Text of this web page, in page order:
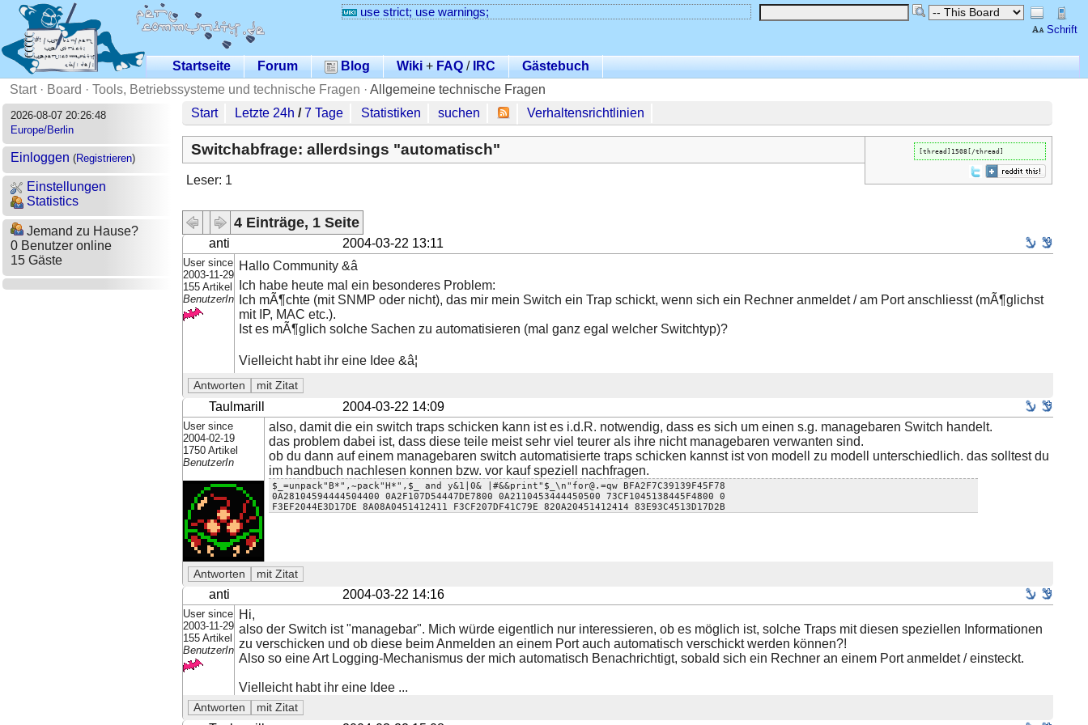
Schrift
use strict; use warnings;
Startseite Forum Blog Wiki+ FAQ /IRC
Gästebuch
Start· Board · Tools, Betriebssysteme und technische Fragen · Allgemeine technische Fragen
2026-08-07 20:26:48
Europe/Berlin
Einloggen (Registrieren)
Einstellungen
Statistics
Jemand zu Hause?
0 Benutzer online
15 Gäste
Start Letzte 24h /7 Tage Statistiken suchen Verhaltensrichtlinien
[thread]1508[/thread]
Switchabfrage: allerdsings "automatisch"
Leser: 1
4 Einträge, 1 Seite
anti 2004-03-22 13:11
User since
2003-11-29
155 Artikel
BenutzerIn
Hallo Community &â
Ich habe heute mal ein besonderes Problem:
Ich mÃ¶chte (mit SNMP oder nicht), das mir mein Switch ein Trap schickt, wenn sich ein Rechner anmeldet / am Port anschliesst (mÃ¶glichst
mit IP, MAC etc.).
Ist es mÃ¶glich solche Sachen zu automatisieren (mal ganz egal welcher Switchtyp)?
Vielleicht habt ihr eine Idee &â¦
Taulmarill 2004-03-22 14:09
User since
2004-02-19
1750 Artikel
BenutzerIn
also, damit die ein switch traps schicken kann ist es i.d.R. notwendig, dass es sich um einen s.g. managebaren Switch handelt.
das problem dabei ist, dass diese teile meist sehr viel teurer als ihre nicht managebaren verwanten sind.
ob du dann auf einem managebaren switch automatisierte traps schicken kannst ist von modell zu modell unterschiedlich. das solltest du
im handbuch nachlesen konnen bzw. vor kauf speziell nachfragen.
$_=unpack"B*",~pack"H*",$_ and y&1|0& |#&&print"$_\n"for@.=qw BFA2F7C39139F45F78
0A28104594444504400 0A2F107D54447DE7800 0A2110453444450500 73CF1045138445F4800 0
F3EF2044E3D17DE 8A08A0451412411 F3CF207DF41C79E 820A20451412414 83E93C4513D17D2B
anti 2004-03-22 14:16
User since
2003-11-29
155 Artikel
BenutzerIn
Hi,
also der Switch ist "managebar". Mich würde eigentlich nur interessieren, ob es möglich ist, solche Traps mit diesen speziellen Informationen
zu verschicken und ob diese beim Anmelden an einem Port auch automatisch verschickt werden können?!
Also so eine Art Logging-Mechanismus der mich automatisch Benachrichtigt, sobald sich ein Rechner an einem Port anmeldet / einsteckt.
Vielleicht habt ihr eine Idee ...